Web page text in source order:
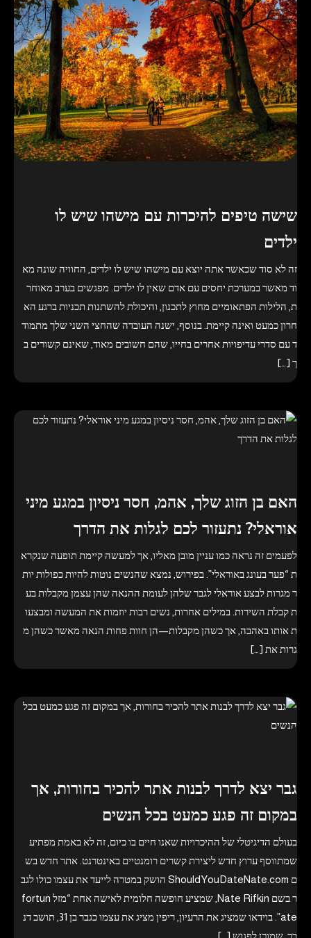
שישה טיפים להיכרות עם מישהו שיש לו
ילדים
זה לא סוד שכאשר אתה יוצא עם מישהו שיש לו ילדים, החוויה שונה מא
וד מאשר במערכת יחסים עם אדם שאין לו ילדים. מפגשים בערב מאוחר
ת, הלילות הפתאומיים מחוץ לתכנון, והיכולת להשתנות תכניות ברגע הא
חרון כמעט ואינה קיימת. בנוסף, ישנה העובדה שהחצי השני שלך מתמוד
ד עם סדרי עדיפויות אחרים בחייו, שהם חשובים מאוד, שאינם קשורים ב
ך […]
האם בן הזוג שלך, אהמ, חסר ניסיון במגע מיני
אוראלי? נתעזור לכם לגלות את הדרך
לפעמים זה נראה כמו עניין מובן מאליו, אך למעשה קיימת תופעה שנקרא
ת “פער בעונג באוראלי”. בפירוש, נמצא שהנשים נוטות להיות כפולות יות
ר מגרות לבצע אוראלי לגבר שלהן לעומת ההנאה שהן עצמן מקבלות בע
ת קבלת השירות. במילים אחרות, נשים רבות יוזמות את המעשה ומבצעו
ת אותו באהבה, אך כשהן מקבלות—הן חוות פחות הנאה מאשר כשהן מ
גרות את […]
גבר יצא לדרך לבנות אתר להכיר בחורות, אך
במקום זה פגע כמעט בכל הנשים
בעולם הדיגיטלי של ההיכרויות שאנו חיים בו כיום, זה לא באמת מפתיע
שמתווסף ערוץ חדש ליצירת קשרים רומנטיים באינטרנט. אתר חדש בש
ם ShouldYouDateNate.com הושק במטרה לייעד את עצמו כולו לגב
ר בשם Nate Rifkin, שמציע חופשה חלומית לאישה אחת “מזל fortun
ate”. בוידאו שמציג את הרעיון, ריפין מציג את עצמו כגבר בן 31, תושב דנ
בר, שמוכן לפגוש […]